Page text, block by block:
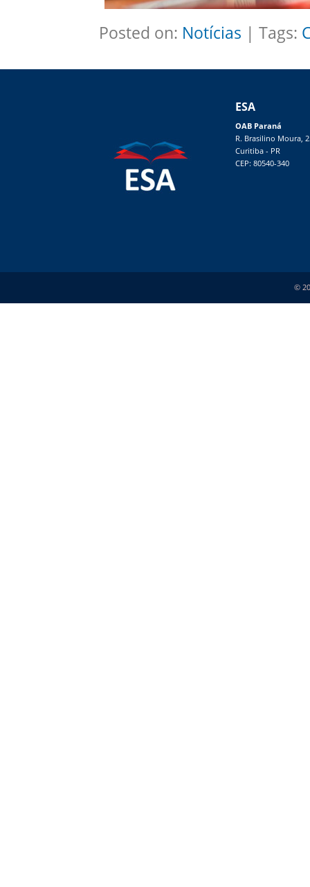
Posted on: Notícias | Tags:
ESA
OAB Paraná
R. Brasilino Moura,
Curitiba - PR
CEP: 80540-340
©